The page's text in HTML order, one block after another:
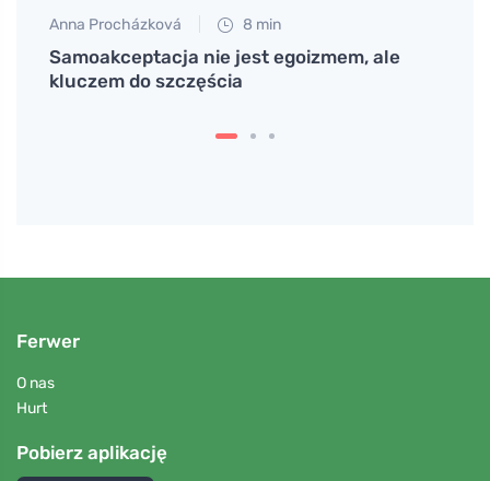
Anna Procházková 8 min
Samoakceptacja nie jest egoizmem, ale
kluczem do szczęścia
Ferwer
O nas
Hurt
Pobierz aplikację